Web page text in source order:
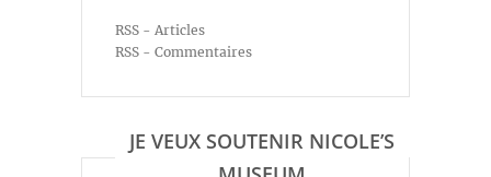
RSS - Articles
RSS - Commentaires
JE VEUX SOUTENIR NICOLE’S